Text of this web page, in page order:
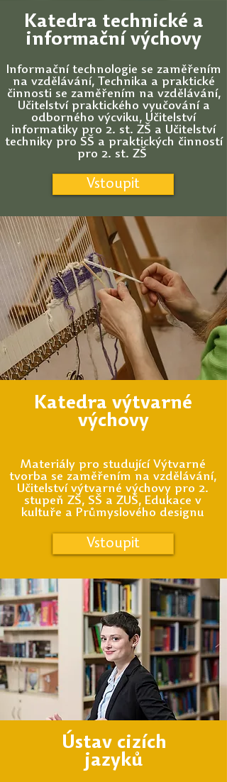
Katedra technické a
informační výchovy
Informační technologie se zaměřením
na vzdělávání, Technika a praktické
činnosti se zaměřením na vzdělávání,
Učitelství praktického vyučování a
odborného výcviku, Učitelství
informatiky pro 2. st. ZŠ a Učitelství
techniky pro SŠ a praktických činností
pro 2. st. ZŠ
Vstoupit
Katedra výtvarné
výchovy
Materiály pro studující Výtvarné
tvorba se zaměřením na vzdělávání,
Učitelství výtvarné výchovy pro 2.
stupeň ZŠ, SŠ a ZUŠ, Edukace v
kultuře a Průmyslového designu
Vstoupit
Ústav cizích
jazyků